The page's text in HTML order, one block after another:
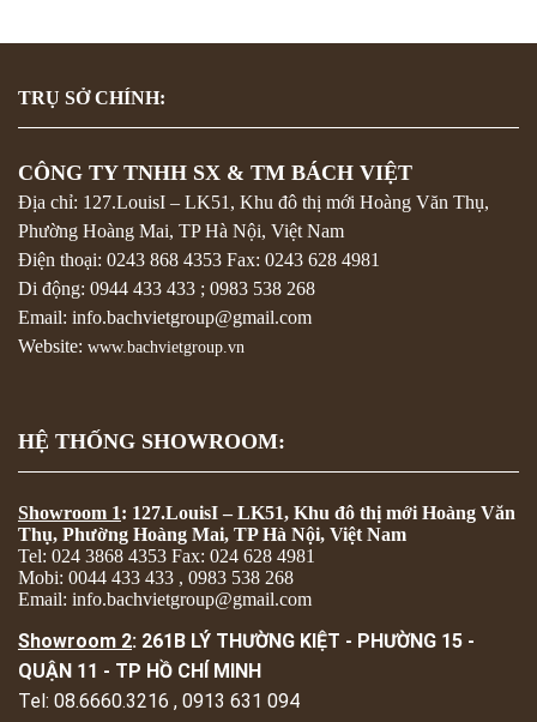
TRỤ SỞ CHÍNH:
CÔNG TY TNHH SX & TM BÁCH VIỆT
Địa chỉ: 127.LouisI – LK51, Khu đô thị mới Hoàng Văn Thụ,
Phường Hoàng Mai, TP Hà Nội, Việt Nam
Điện thoại: 0243 868 4353 Fax: 0243 628 4981
Di động: 0944 433 433 ; 0983 538 268
Email: info.bachvietgroup@gmail.com
Website: www.bachvietgroup.vn
HỆ THỐNG SHOWROOM:
Showroom 1: 127.LouisI – LK51, Khu đô thị mới Hoàng Văn
Thụ, Phường Hoàng Mai, TP Hà Nội, Việt Nam
Tel: 024 3868 4353 Fax: 024 628 4981
Mobi: 0044 433 433 , 0983 538 268
Email: info.bachvietgroup@gmail.com
Showroom 2: 261B LÝ THƯỜNG KIỆT - PHƯỜNG 15 -
QUẬN 11 - TP HỒ CHÍ MINH
Tel: 08.6660.3216 , 0913 631 094